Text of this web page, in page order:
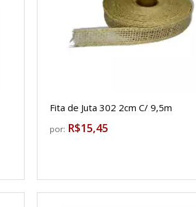
Fita de Juta 302 2cm C/ 9,5m
por: R$15,45